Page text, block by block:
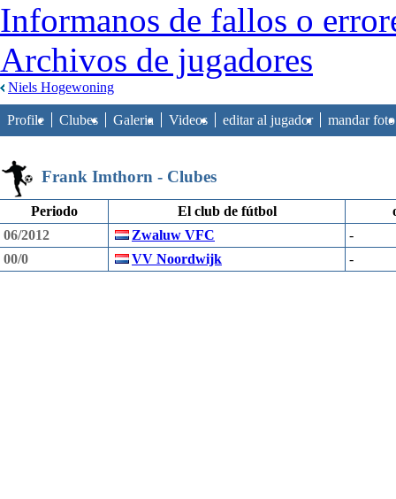
Informanos de fallos o
Archivos de jugadores
Niels Hogewoning
Profile Clubes Galeria Videos editar al jugador mandar foto
Frank Imthorn - Clubes
Periodo El club de fútbol
06/2012
Zwaluw VFC
-
00/0
VV Noordwijk -